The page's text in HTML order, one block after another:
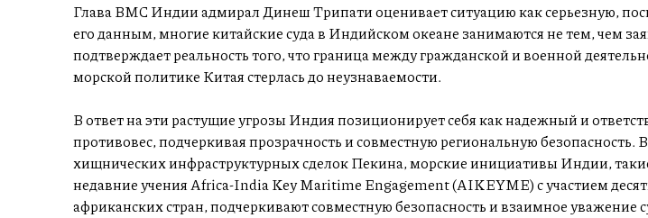
Глава ВМС Индии адмирал Динеш Трипати оценивает ситуацию как серьезную,
его данным, многие китайские суда в Индийском океане занимаются не тем, чем
подтверждает реальность того, что граница между гражданской и военной
морской политике Китая стерлась до неузнаваемости.
В ответ на эти растущие угрозы Индия позиционирует себя как надежный и
противовес, подчеркивая прозрачность и совместную региональную безопасность.
хищнических инфраструктурных сделок Пекина, морские инициативы Индии,
недавние учения Africa-India Key Maritime Engagement (AIKEYME) с участием
африканских стран, подчеркивают совместную безопасность и взаимное уважение